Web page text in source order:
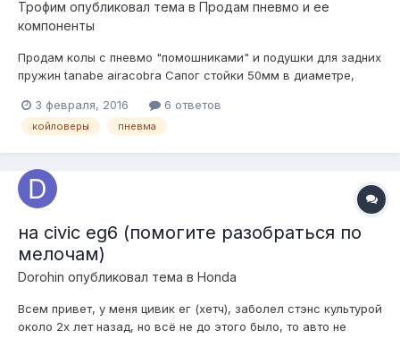
Трофим опубликовал тема в Продам пневмо и ее
компоненты
Продам колы с пневмо "помошниками" и подушки для задних
пружин tanabe airacobra Сапог стойки 50мм в диаметре,
остальные размеры на фото. Состояние оценивайте по фото,
есть недостатки по внешнему виду. Территориально
3 февраля, 2016 6 ответов
койловеры пневма
на civic eg6 (помогите разобраться по
мелочам)
Dorohin опубликовал тема в Honda
Всем привет, у меня цивик ег (хетч), заболел стэнс культурой
около 2х лет назад, но всё не до этого было, то авто не